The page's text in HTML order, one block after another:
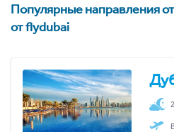
Популярные направления
от flydubai